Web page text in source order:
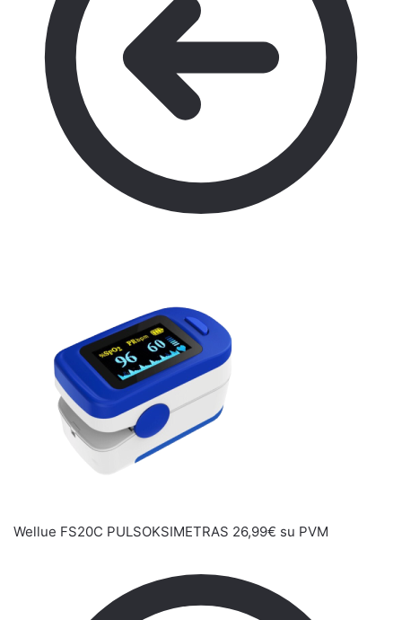
Wellue FS20C PULSOKSIMETRAS 26,99€ su PVM